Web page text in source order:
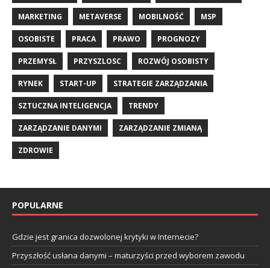
MARKETING METAVERSE MOBILNOŚĆ MSP
OSOBISTE PRACA PRAWO PROGNOZY
PRZEMYSŁ PRZYSZLOSC ROZWÓJ OSOBISTY
RYNEK START-UP STRATEGIE ZARZĄDZANIA
SZTUCZNA INTELIGENCJA TRENDY
ZARZĄDZANIE DANYMI ZARZĄDZANIE ZMIANĄ
ZDROWIE
POPULARNE
Gdzie jest granica dozwolonej krytyki w Internecie?
Przyszłość usłana danymi – maturzyści przed wyborem zawodu